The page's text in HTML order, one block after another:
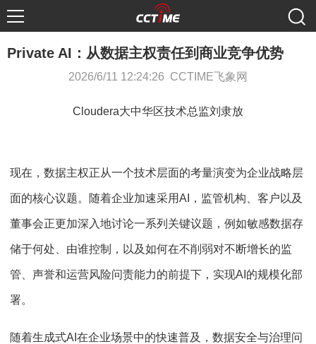
Private AI：从数据主权责任到商业竞争优势
2026/6/11 12:24:26 CCTIME飞象网
Cloudera大中华区技术总监刘隶放
现在，数据主权正从一个技术层面的考量演变为企业战略层
面的核心议题。随着企业加速采用AI，监管机构、客户以及
董事会正更加深入地讨论一系列关键议题，例如敏感数据存
储于何处、由谁控制，以及如何在不削弱对不断增长的监
管、声誉和运营风险问责能力的前提下，实现AI的规模化部
署。
随着生成式AI在企业场景中的快速普及，数据安全与治理问